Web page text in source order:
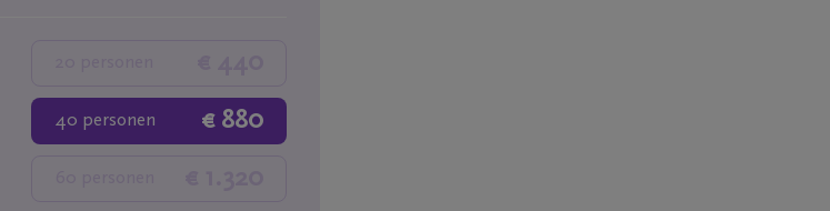
40 personen € 880